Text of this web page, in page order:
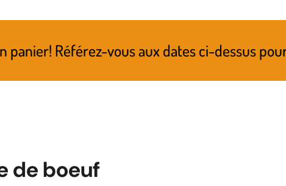
vous aux dates ci-dessus pour connaître la
de boeuf